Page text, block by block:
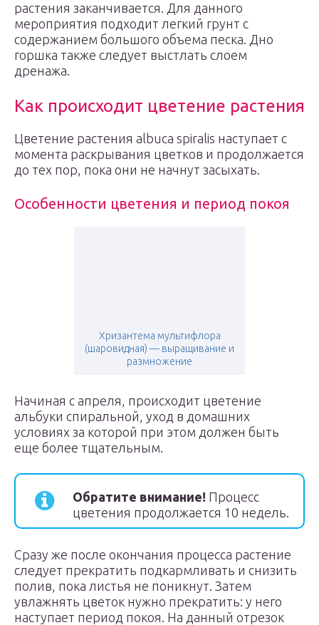
растения заканчивается. Для данного
мероприятия подходит легкий грунт с
содержанием большого объема песка. Дно
горшка также следует выстлать слоем
дренажа.
Как происходит цветение растения
Цветение растения albuca spiralis наступает с
момента раскрывания цветков и продолжается
до тех пор, пока они не начнут засыхать.
Особенности цветения и период покоя
Хризантема мультифлора
(шаровидная) — выращивание и
размножение
Начиная с апреля, происходит цветение
альбуки спиральной, уход в домашних
условиях за которой при этом должен быть
еще более тщательным.
Обратите внимание! Процесс
цветения продолжается 10 недель.
Сразу же после окончания процесса растение
следует прекратить подкармливать и снизить
полив, пока листья не поникнут. Затем
увлажнять цветок нужно прекратить: у него
наступает период покоя. На данный отрезок